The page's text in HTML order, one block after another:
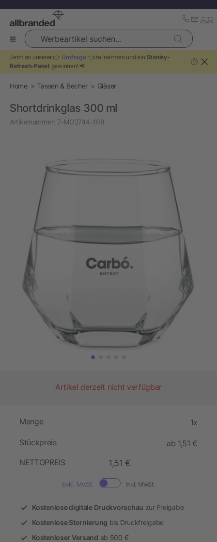
Werbeartikel suchen...
Jetzt an unserer 👉 Umfrage👈 teilnehmen und ein Stanley-
Refresh-Paket gewinnen! 📢
?
Home Tassen & Becher Gläser
Shortdrinkglas 300 ml
Artikelnummer: 7-MO2744-108
Artikel derzeit nicht verfügbar
Menge 1x
Stückpreis
ab 1,51 €
NETTOPREIS
1,51 €
Exkl. MwSt. Inkl. MwSt.
Kostenlose digitale Druckvorschau zur Freigabe
Kostenlose Stornierung bis Druckfreigabe
Kostenloser Versand ab 500 €